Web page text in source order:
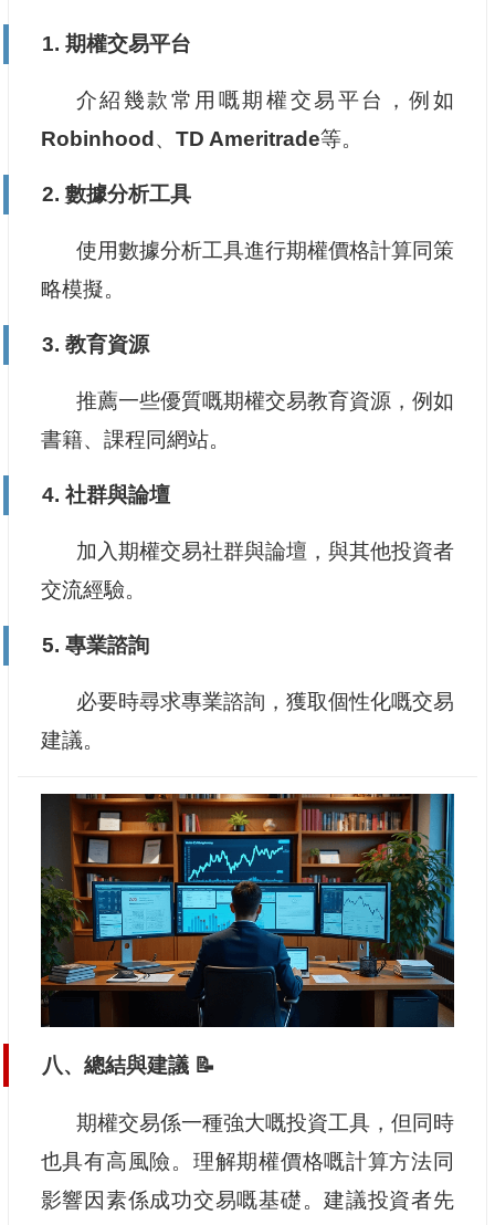
1. 期權交易平台
介紹幾款常用嘅期權交易平台，例如
Robinhood 、 TD Ameritrade等。
2. 數據分析工具
使用數據分析工具進行期權價格計算同策
略模擬。
3. 教育資源
推薦一些優質嘅期權交易教育資源，例如
書籍、課程同網站。
4. 社群與論壇
加入期權交易社群與論壇，與其他投資者
交流經驗。
5. 專業諮詢
必要時尋求專業諮詢，獲取個性化嘅交易
建議。
八、總結與建議 📝
期權交易係一種強大嘅投資工具，但同時
也具有高風險。理解期權價格嘅計算方法同
影響因素係成功交易嘅基礎。建議投資者先